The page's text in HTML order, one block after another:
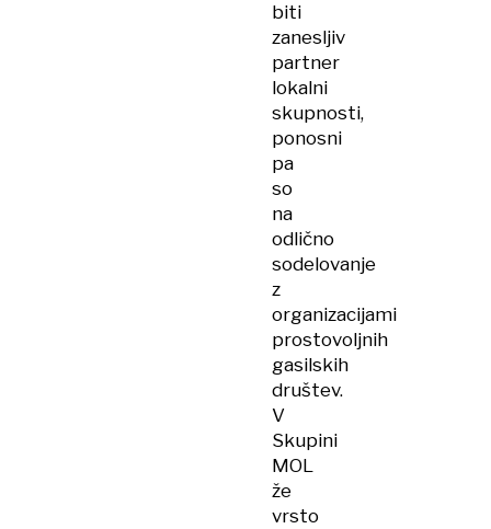
biti
zanesljiv
partner
lokalni
skupnosti,
ponosni
pa
so
na
odlično
sodelovanje
z
organizacijami
prostovoljnih
gasilskih
društev.
V
Skupini
MOL
že
vrsto